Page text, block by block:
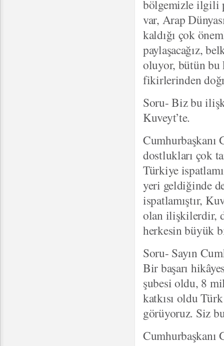
bölgemizle ilgili
var, Arap
kaldığı çok
paylaşacağız,
oluyor, bütün bu
fikirlerinden
Soru- Biz bu
Kuveyt’te.
dostlukları çok
Türkiye
yeri geldiğinde
ispatlamıştır,
olan ilişkilerdir,
herkesin büyük
Soru- Sayın
Bir başarı
şubesi oldu, 8
katkısı oldu
görüyoruz. Siz
Cumhurbaşkanı